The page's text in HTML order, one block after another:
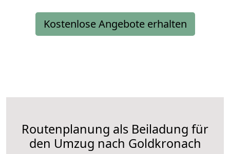
Kostenlose Angebote erhalten
Routenplanung als Beiladung für
den Umzug nach Goldkronach